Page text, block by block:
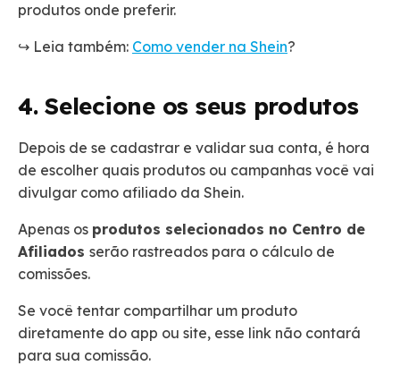
produtos onde preferir.
↪️ Leia também: Como vender na Shein?
4. Selecione os seus produtos
Depois de se cadastrar e validar sua conta, é hora
de escolher quais produtos ou campanhas você vai
divulgar como afiliado da Shein.
Apenas os produtos selecionados no Centro de
Afiliados serão rastreados para o cálculo de
comissões.
Se você tentar compartilhar um produto
diretamente do app ou site, esse link não contará
para sua comissão.